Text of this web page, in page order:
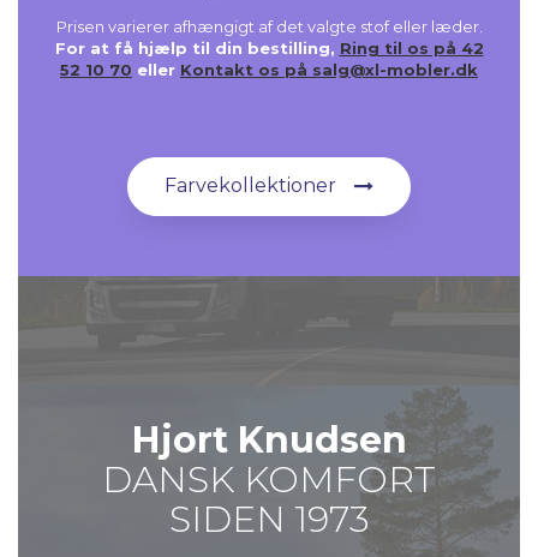
Prisen varierer afhængigt af det valgte stof eller læder.
For at få hjælp til din bestilling, Ring til os på 42
52 10 70 eller Kontakt os på salg@xl-mobler.dk
Farvekollektioner
Hjort Knudsen
DANSK KOMFORT
SIDEN 1973